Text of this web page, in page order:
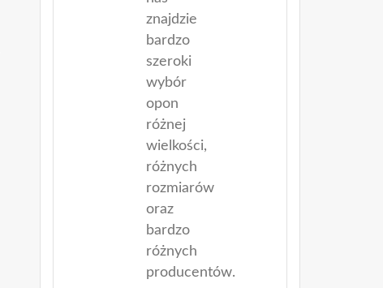
znajdzie
bardzo
szeroki
wybór
opon
różnej
wielkości,
różnych
rozmiarów
oraz
bardzo
różnych
producentów.